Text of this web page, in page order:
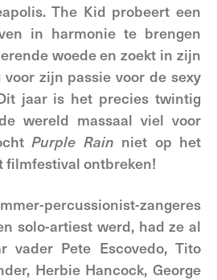
The Kid probeert een
in harmonie te brengen
woede en zoekt in zijn
zijn passie voor de sexy
jaar is het precies twintig
wereld massaal viel voor
Purple Rain niet op het
filmfestival ontbreken!
percussionist-zangeres
solo-artiest werd, had ze al
vader Pete Escovedo, Tito
Herbie Hancock, George